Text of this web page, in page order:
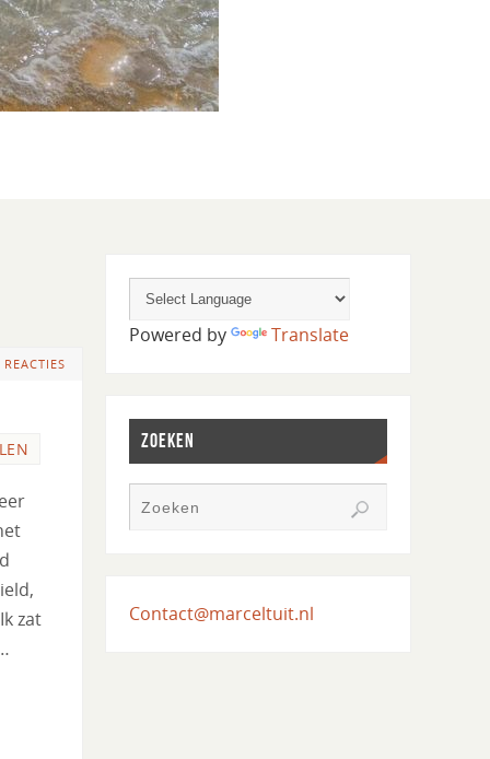
REACTIES
zat
Powered by Translate
ZOEKEN
Contact@marceltuit.nl